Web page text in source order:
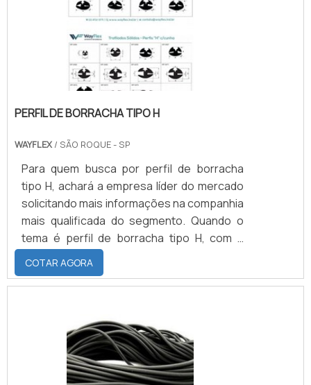
revestimento possui boa aderência aos
metais, a deformidade perante
compressão, boa resiliê.
PERFIL DE BORRACHA TIPO H
WAYFLEX / SÃO ROQUE - SP
Para quem busca por perfil de borracha
tipo H, achará a empresa líder do mercado
solicitando mais informações na companhia
mais qualificada do segmento. Quando o
tema é perfil de borracha tipo H, com a
WayFlex obterá ótima qualidade com
produtos de acordo com as necessidades
do consumidor.UM POUCO MAIS SOBRE O
maneiras eficientes de demonstrar
competência e excelência em uma área de
atuação. A WayFlex objetiva sua energia em
oferecer aos clientes uma estrutura
COTAR AGORA